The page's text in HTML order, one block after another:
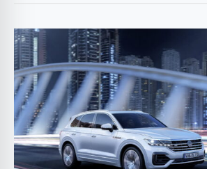
Noul
Volkswagen
Touareg
a
fost
prezentat
în
China